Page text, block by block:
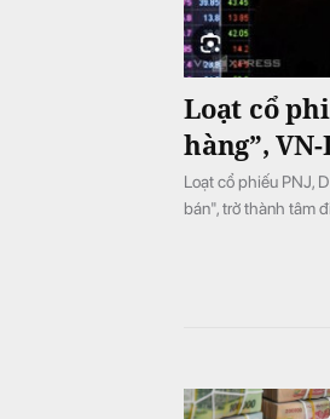
Loạt cổ
hàng”,
Loạt cổ phiếu PNJ,
bán", trở thành tâm